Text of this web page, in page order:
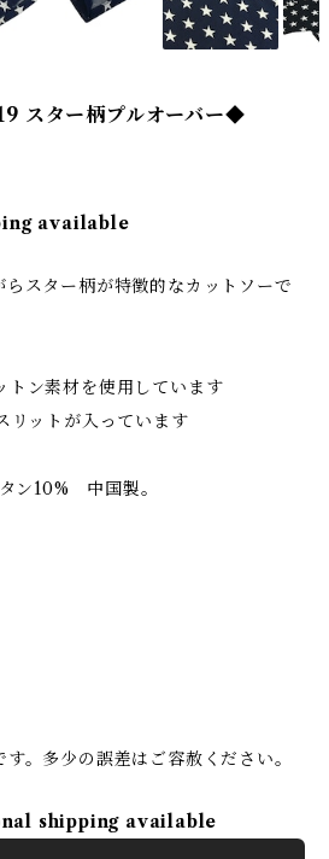
スター柄プルオーバー◆
available
らスター柄が特徴的なカットソーで
トン素材を使用しています
リットが入っています
ン10% 中国製。
。多少の誤差はご容赦ください。
shipping available